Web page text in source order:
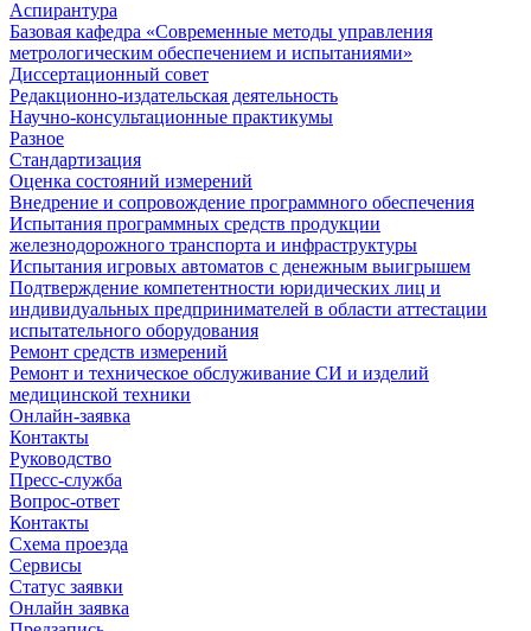
Аспирантура
Базовая кафедра «Современные методы управления
метрологическим обеспечением и испытаниями»
Диссертационный совет
Редакционно-издательская деятельность
Научно-консультационные практикумы
Разное
Стандартизация
Оценка состояний измерений
Внедрение и сопровождение программного обеспечения
Испытания программных средств продукции
железнодорожного транспорта и инфраструктуры
Испытания игровых автоматов с денежным выигрышем
Подтверждение компетентности юридических лиц и
индивидуальных предпринимателей в области аттестации
испытательного оборудования
Ремонт средств измерений
Ремонт и техническое обслуживание СИ и изделий
медицинской техники
Онлайн-заявка
Контакты
Руководство
Пресс-служба
Вопрос-ответ
Контакты
Схема проезда
Сервисы
Статус заявки
Онлайн заявка